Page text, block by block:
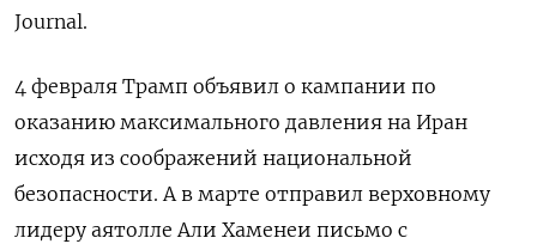
Journal.
4 февраля Трамп объявил о кампании по
оказанию максимального давления на Иран
исходя из соображений национальной
безопасности. А в марте отправил верховному
лидеру аятолле Али Хаменеи письмо с